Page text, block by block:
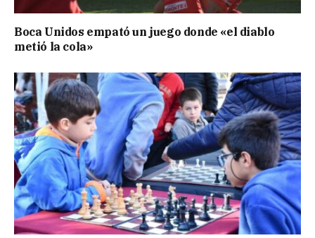
Boca Unidos empató un juego donde «el diablo
metió la cola»